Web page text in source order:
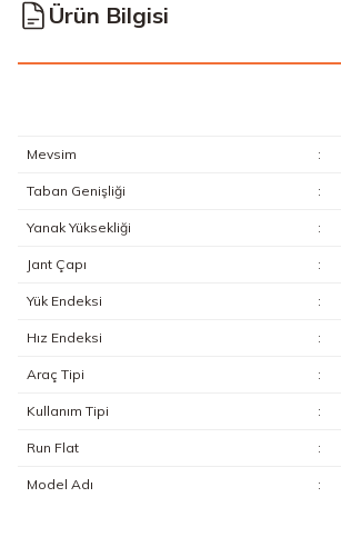
Ürün Bilgisi
Mevsim :
Taban Genişliği :
Yanak Yüksekliği :
Jant Çapı :
Yük Endeksi :
Hız Endeksi :
Araç Tipi :
Kullanım Tipi :
Run Flat :
Model Adı :